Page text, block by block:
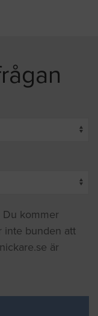
Du kommer
inte bunden att
är